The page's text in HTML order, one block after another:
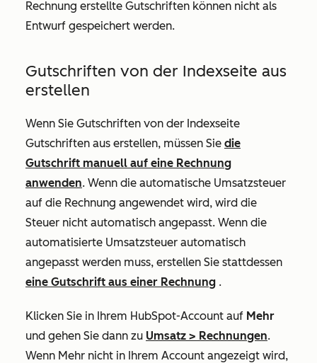
Rechnung erstellte Gutschriften können nicht als
Entwurf gespeichert werden.
Gutschriften von der Indexseite aus
erstellen
Wenn Sie Gutschriften von der Indexseite
Gutschriften aus erstellen, müssen Sie die
Gutschrift manuell auf eine Rechnung
anwenden. Wenn die automatische Umsatzsteuer
auf die Rechnung angewendet wird, wird die
Steuer nicht automatisch angepasst. Wenn die
automatisierte Umsatzsteuer automatisch
angepasst werden muss, erstellen Sie stattdessen
eine Gutschrift aus einer Rechnung .
Klicken Sie in Ihrem HubSpot-Account auf Mehr
und gehen Sie dann zu Umsatz > Rechnungen.
Wenn Mehr nicht in Ihrem Account angezeigt wird,